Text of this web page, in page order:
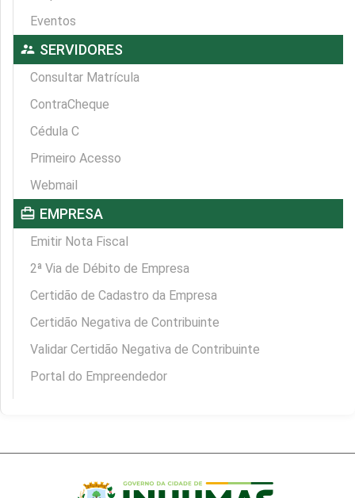
Eventos
supervisor_account SERVIDORES
Consultar Matrícula
ContraCheque
Cédula C
Primeiro Acesso
Webmail
card_travel EMPRESA
Emitir Nota Fiscal
2ª Via de Débito de Empresa
Certidão de Cadastro da Empresa
Certidão Negativa de Contribuinte
Validar Certidão Negativa de Contribuinte
Portal do Empreendedor